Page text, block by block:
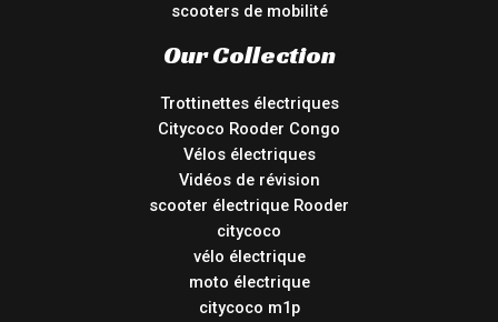
scooters de mobilité
Our Collection
Trottinettes électriques
Citycoco Rooder Congo
Vélos électriques
Vidéos de révision
scooter électrique Rooder
citycoco
vélo électrique
moto électrique
citycoco m1p